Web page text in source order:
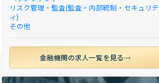
リスク管理・監査(監査・内部統制・セキュリテ
ィ)
その他
金融機関の求人一覧を見る